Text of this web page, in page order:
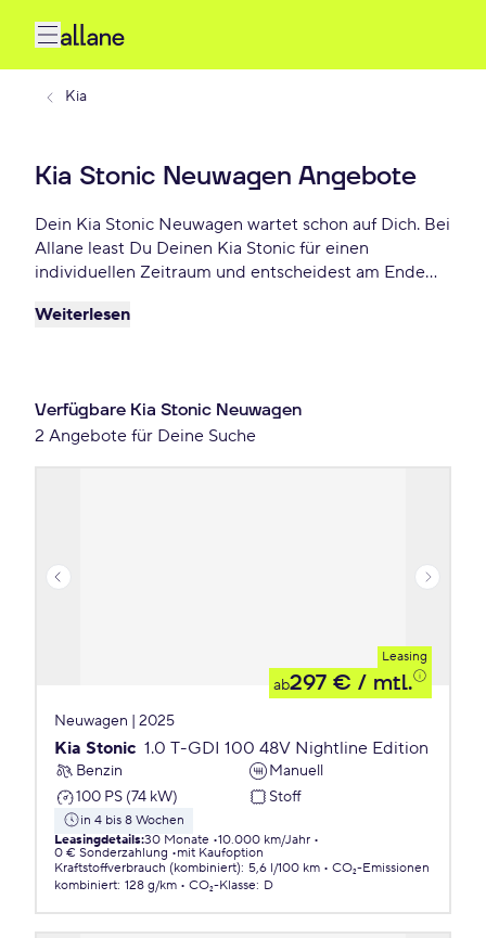
Kia
Kia Stonic Neuwagen Angebote
Dein Kia Stonic Neuwagen wartet schon auf Dich. Bei
Allane least Du Deinen Kia Stonic für einen
individuellen Zeitraum und entscheidest am Ende
zurückgeben willst. Finde das perfekte Kia Stonic
Weiterlesen
Verfügbare Kia Stonic Neuwagen
2 Angebote für Deine Suche
Leasing
ab297 € / mtl.
Neuwagen | 2025
Kia Stonic 1.0 T-GDI 100 48V Nightline Edition
Benzin
Manuell
100 PS (74 kW)
Stoff
in 4 bis 8 Wochen
Leasingdetails:30 Monate 10.000 km/Jahr
0 € Sonderzahlung
mit Kaufoption
Kraftstoffverbrauch (kombiniert): 5,6 l/100 km
CO₂-Emissionen
kombiniert: 128 g/km CO₂-Klasse: D